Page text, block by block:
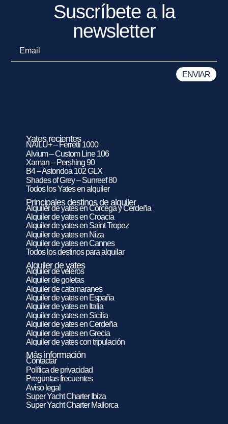
Suscríbete a la
newsletter
Yates recientes
NAILU+ – Ferretti 1000
Alvium – Custom Line 106
Xaman – Pershing 90
B4 – Astondoa 102 GLX
Shades of Grey – Sunreef 80
Todos los Yates en alquiler
Principales destinos de alquiler
Alquiler de yates en Córcega y Cerdeña
Alquiler de yates en Croacia
Alquiler de yates en Saint Tropez
Alquiler de yates en Niza
Alquiler de yates en Cannes
Todos los destinos para alquilar
Alquiler de yates
Alquiler de veleros
Alquiler de goletas
Alquiler de catamaranes
Alquiler de yates en España
Alquiler de yates en Italia
Alquiler de yates en Sicilia
Alquiler de yates en Cerdeña
Alquiler de yates en Grecia
Alquiler de yates con tripulación
Más información
Contactar
Política de privacidad
Preguntas frecuentes
Aviso legal
Super Yacht Charter Ibiza
Super Yacht Charter Mallorca